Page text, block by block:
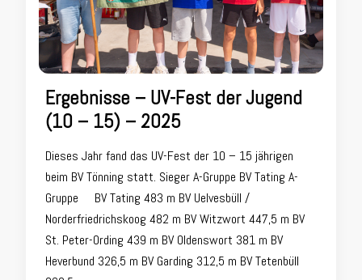
Ergebnisse – UV-Fest der Jugend
(10 – 15) – 2025
Dieses Jahr fand das UV-Fest der 10 – 15 jährigen
beim BV Tönning statt. Sieger A-Gruppe BV Tating A-
Gruppe BV Tating 483 m BV Uelvesbüll /
Norderfriedrichskoog 482 m BV Witzwort 447,5 m BV
St. Peter-Ording 439 m BV Oldenswort 381 m BV
Heverbund 326,5 m BV Garding 312,5 m BV Tetenbüll